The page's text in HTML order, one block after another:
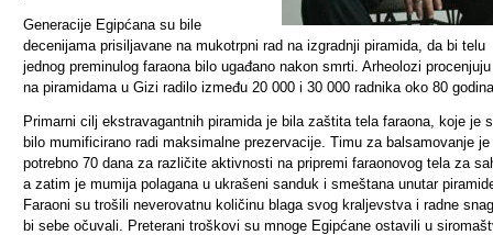
Generacije Egipćana su bile
decenijama prisiljavane na mukotrpni rad na izgradnji piramida, da bi telu
jednog preminulog faraona bilo ugađano nakon smrti. Arheolozi
na piramidama u Gizi radilo između 20 000 i 30 000 radnika oko 80
Primarni cilj ekstravagantnih piramida je bila zaštita tela faraona, koje je
bilo mumificirano radi maksimalne prezervacije. Timu za balsamovanje je
potrebno 70 dana za različite aktivnosti na pripremi faraonovog tela za
a zatim je mumija polagana u ukrašeni sanduk i smeštana unutar
Faraoni su trošili neverovatnu količinu blaga svog kraljevstva i radne
bi sebe očuvali. Preterani troškovi su mnoge Egipćane ostavili u